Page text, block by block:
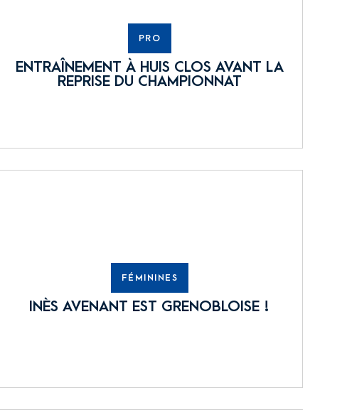
PRO
ENTRAÎNEMENT À HUIS CLOS AVANT LA
REPRISE DU CHAMPIONNAT
FÉMININES
INÈS AVENANT EST GRENOBLOISE !